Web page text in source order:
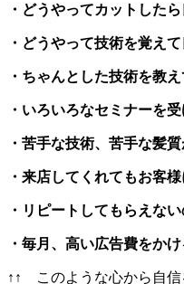
・どうやってカットした
・どうやって技術を覚え
・ちゃんとした技術を教
・いろいろなセミナーを
・苦手な技術、苦手な髪
・来店してくれてもお客
・リピートしてもらえな
・毎月、高い広告費をか
↑↑ このような心から自信